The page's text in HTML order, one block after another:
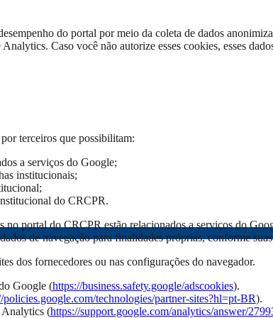
do portal por meio da coleta de dados
Caso você não autorize esses cookies, esses
terceiros que possibilitam:
a serviços do Google;
institucionais;
do CRCPR.
no portal do CRCPR estão relacionados a serviços do
de navegação para finalidades próprias, conforme
dos fornecedores ou nas configurações do navegador.
Google (https://business.safety.google/adscookies).
policies.google.com/technologies/partner-sites?hl=pt-BR).
Analytics (https://support.google.com/analytics/answer/